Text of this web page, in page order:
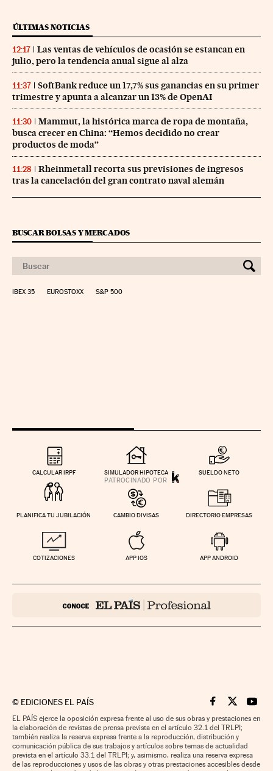
ÚLTIMAS NOTICIAS
12:17
Las ventas de vehículos de ocasión se estancan en
julio, pero la tendencia anual sigue al alza
11:37
SoftBank reduce un 17,7% sus ganancias en su primer
trimestre y apunta a alcanzar un 13% de OpenAI
11:30
Mammut, la histórica marca de ropa de montaña,
busca crecer en China: “Hemos decidido no crear
productos de moda”
11:28
Rheinmetall recorta sus previsiones de ingresos
tras la cancelación del gran contrato naval alemán
BUSCAR BOLSAS Y MERCADOS
IBEX 35 EUROSTOXX S&P 500
CALCULAR IRPF SIMULADOR HIPOTECA SUELDO NETO
PLANIFICA TU JUBILACIÓN CAMBIO DIVISAS DIRECTORIO EMPRESAS
COTIZACIONES APP IOS APP ANDROID
© EDICIONES EL PAÍS Cinco Días en
Cinco Días
Cinco
EL PAÍS ejerce la oposición expresa frente al uso de sus obras y prestaciones en
la elaboración de revistas de prensa prevista en el artículo 32.1 del TRLPI;
también realiza la reserva expresa frente a la reproducción, distribución y
comunicación pública de sus trabajos y artículos sobre temas de actualidad
prevista en el artículo 33.1 del TRLPI; y, asimismo, realiza una reserva expresa
de las reproducciones y usos de las obras y otras prestaciones accesibles desde